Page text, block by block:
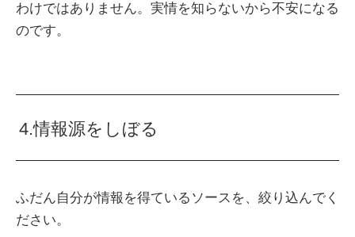
わけではありません。実情を知らないから不安になる
のです。
4.情報源をしぼる
ふだん自分が情報を得ているソースを、絞り込んでく
ださい。